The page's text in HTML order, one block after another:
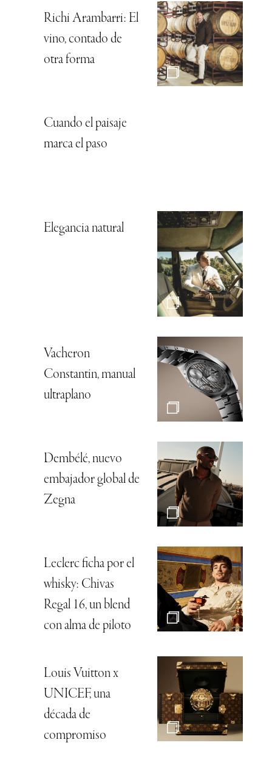
Richi Arambarri: El
vino, contado de
otra forma
Cuando el paisaje
marca el paso
Elegancia natural
Vacheron
Constantin, manual
ultraplano
Dembélé, nuevo
embajador global de
Zegna
Leclerc ficha por el
whisky: Chivas
Regal 16, un blend
con alma de piloto
Louis Vuitton x
UNICEF, una
década de
compromiso